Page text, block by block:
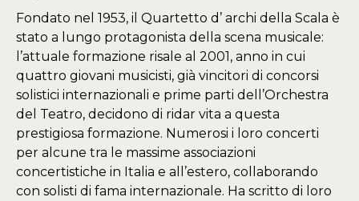
Fondato nel 1953, il Quartetto d’ archi della Scala è
stato a lungo protagonista della scena musicale:
l’attuale formazione risale al 2001, anno in cui
quattro giovani musicisti, già vincitori di concorsi
solistici internazionali e prime parti dell’Orchestra
del Teatro, decidono di ridar vita a questa
prestigiosa formazione. Numerosi i loro concerti
per alcune tra le massime associazioni
concertistiche in Italia e all’estero, collaborando
con solisti di fama internazionale. Ha scritto di loro